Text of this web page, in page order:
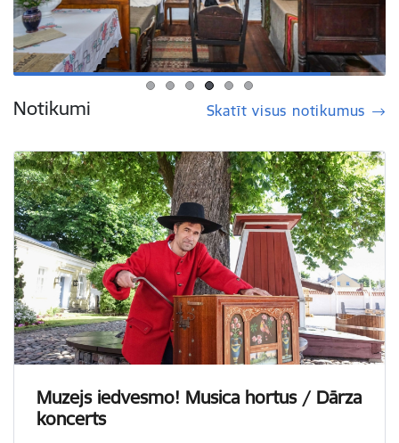
Notikumi Skatīt visus notikumus
Muzejs iedvesmo! Musica hortus / Dārza
koncerts